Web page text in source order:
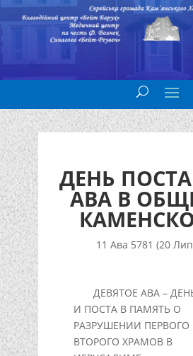
ДЕНЬ
АВА В
11 Ава 5781 (20
ДЕВЯТОЕ АВА –
И ПОСТА В ПАМЯТЬ О
РАЗРУШЕНИИ ПЕРВОГО
ВТОРОГО ХРАМОВ В